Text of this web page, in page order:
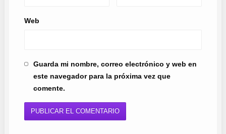
Web
Guarda mi nombre, correo electrónico y web en
este navegador para la próxima vez que
comente.